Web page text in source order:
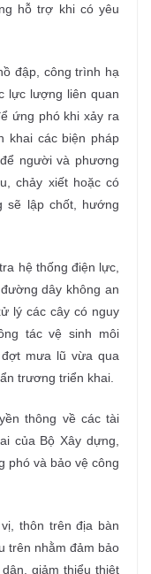
hỗ trợ khi có yêu
đập, công trình hạ
lực lượng liên quan
ứng phó khi xảy ra
khai các biện pháp
người và phương
chảy xiết hoặc có
sẽ lập chốt, hướng
hệ thống điện lực,
dây không an
lý các cây có nguy
tác vệ sinh môi
mưa lũ vừa qua
trương triển khai.
thông về các tài
của Bộ Xây dựng,
phó và bảo vệ công
thôn trên địa bàn
trên nhằm đảm bảo
giảm thiểu thiệt